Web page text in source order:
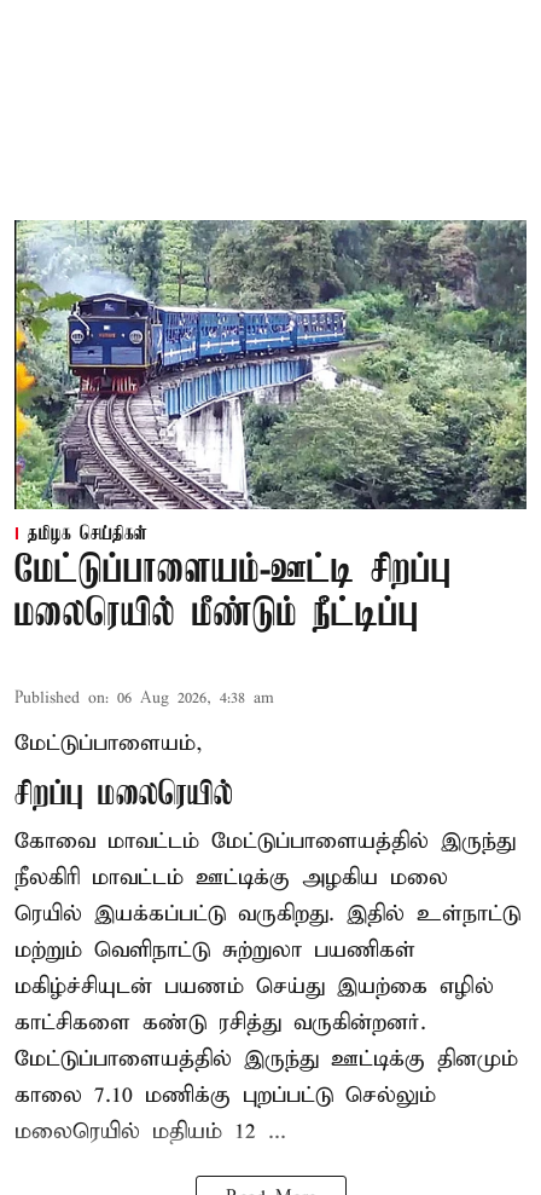
தமிழக செய்திகள்
மேட்டுப்பாளையம்-ஊட்டி சிறப்பு
மலைரெயில் மீண்டும் நீட்டிப்பு
Published on: 06 Aug 2026, 4:38 am
மேட்டுப்பாளையம்,
சிறப்பு மலைரெயில்
கோவை மாவட்டம் மேட்டுப்பாளையத்தில் இருந்து
நீலகிரி மாவட்டம் ஊட்டிக்கு அழகிய மலை
ரெயில் இயக்கப்பட்டு வருகிறது. இதில் உள்நாட்டு
மற்றும் வெளிநாட்டு சுற்றுலா பயணிகள்
மகிழ்ச்சியுடன் பயணம் செய்து இயற்கை எழில்
காட்சிகளை கண்டு ரசித்து வருகின்றனர்.
மேட்டுப்பாளையத்தில் இருந்து ஊட்டிக்கு தினமும்
காலை 7.10 மணிக்கு புறப்பட்டு செல்லும்
மலைரெயில் மதியம் 12 ...